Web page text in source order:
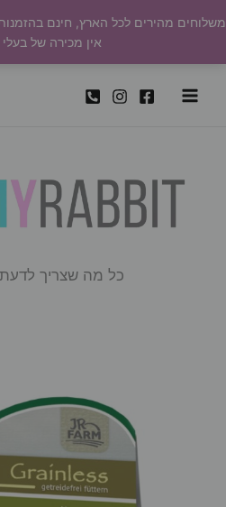
לתוכן
משלוחים מהירים לכל הארץ, חינם בהזמנות מעל
אין מכירה של
כל מה שצריך